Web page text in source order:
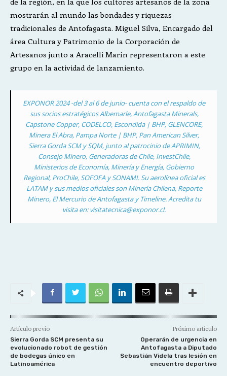
mostrarán al mundo las bondades y riquezas
tradicionales de Antofagasta. Miguel Silva, Encargado del
área Cultura y Patrimonio de la Corporación de
Artesanos junto a Aracelli Marín representaron a este
grupo en la actividad de lanzamiento.
EXPONOR 2024 -del 3 al 6 de junio- cuenta con el respaldo de
sus socios estratégicos Albemarle, Antofagasta Minerals,
Capstone Copper, CODELCO, Escondida | BHP, GLENCORE,
Minera El Abra, Pampa Norte | BHP, Pan American Silver,
Sierra Gorda SCM y SQM, junto al patrocinio de APRIMIN,
Consejo Minero, Generadoras de Chile, InvestChile,
Ministerios de Economía, Minería y Energía, Gobierno
Regional, ProChile, SOFOFA y SONAMI. Su aerolínea oficial es
LATAM y sus medios oficiales son Minería Chilena, Reporte
Minero, El Mercurio de Antofagasta y Timeline. Acredita tu
visita en:visitatecnica@exponor.cl.
Artículo previo
Sierra Gorda SCM presenta su
evolucionado robot de gestión
de bodegas único en
Latinoamérica
Próximo artículo
Operarán de urgencia en
Antofagasta a Diputado
Sebastián Videla tras lesión en
encuentro deportivo